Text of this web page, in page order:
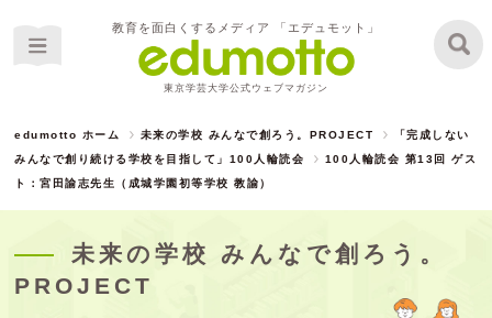
教育を面白くするメディア 「エデュモット」
東京学芸大学公式ウェブマガジン
edumotto ホーム 未来の学校 みんなで創ろう。PROJECT
「完成しない
みんなで創り続ける学校を目指して」100人輪読会
100人輪読会 第13回 ゲス
ト：宮田諭志先生（成城学園初等学校 教諭）
未来の学校 みんなで創ろう。
PROJECT